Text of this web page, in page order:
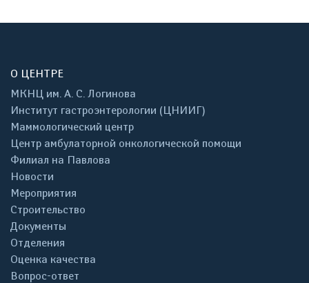
О ЦЕНТРЕ
МКНЦ им. А. С. Логинова
Институт гастроэнтерологии (ЦНИИГ)
Маммологический центр
Центр амбулаторной онкологической помощи
Филиал на Павлова
Новости
Мероприятия
Строительство
Документы
Отделения
Оценка качества
Вопрос-ответ